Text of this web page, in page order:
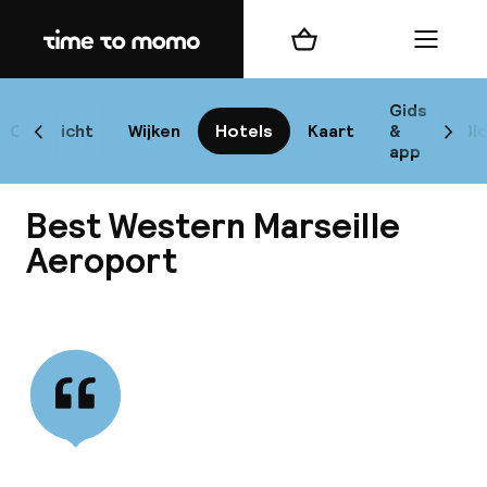
Home
Overzicht Wijken Hotels Kaart
Gids
&
app
Scroll naar links
Winkelmand Menu
Best Western Marseille
Aeroport